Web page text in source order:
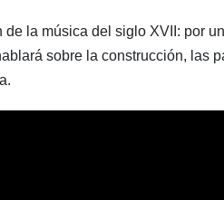
la música del siglo XVII: por
sobre la construcción, las